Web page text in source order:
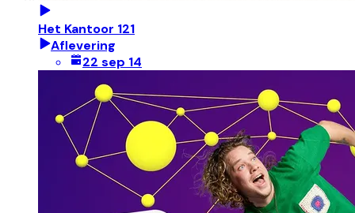
Het Kantoor 121
Aflevering
22 sep 14